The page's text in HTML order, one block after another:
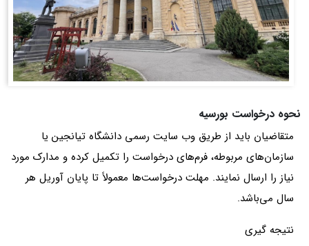
نحوه درخواست بورسیه
متقاضیان باید از طریق وب‌ سایت رسمی دانشگاه تیانجین یا
سازمان‌های مربوطه، فرم‌های درخواست را تکمیل کرده و مدارک مورد
نیاز را ارسال نمایند. مهلت درخواست‌ها معمولاً تا پایان آوریل هر
سال می‌باشد.
نتیجه‌ گیری